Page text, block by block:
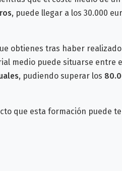
, puede llegar a los 30.000
obtienes tras haber
medio puede situarse entre el
, pudiendo superar los
que esta formación puede